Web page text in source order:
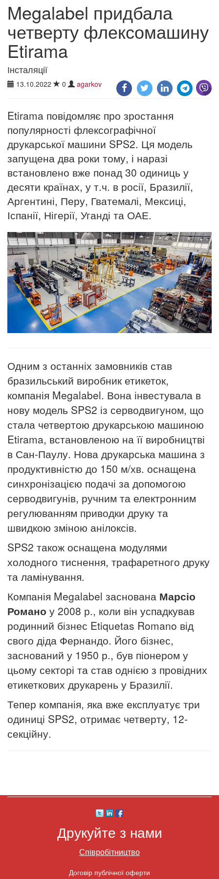
Megalabel придбала
четверту флексомашину
Etirama
Інсталяції
13.10.2022 0 agarkov
Etirama повідомляє про зростання
популярності флексографічної
друкарської машини SPS2. Ця модель
запущена два роки тому, і наразі
встановлено вже понад 30 одиниць у
десяти країнах, у т.ч. в росії, Бразилії,
Аргентині, Перу, Гватемалі, Мексиці,
Іспанії, Нігерії, Уганді та ОАЕ.
Одним з останніх замовників став
бразильський виробник етикеток,
компанія Megalabel. Вона інвестувала в
нову модель SPS2 із серводвигуном, що
стала четвертою друкарською машиною
Etirama, встановленою на її виробництві
в Сан-Паулу. Нова друкарська машина з
продуктивністю до 150 м/хв. оснащена
синхронізацією подачі за допомогою
серводвигунів, ручним та електронним
регулюванням приводки друку та
швидкою зміною анілоксів.
SPS2 також оснащена модулями
холодного тиснення, трафаретного друку
та ламінування.
Компанія Megalabel заснована Марсіо
Романо у 2008 р., коли він успадкував
родинний бізнес Etiquetas Romano від
свого діда Фернандо. Його бізнес,
заснований у 1950 р., був піонером у
цьому секторі та став однією з провідних
етикеткових друкарень у Бразилії.
Тепер компанія, яка вже експлуатує три
одиниці SPS2, отримає четверту, 12-
секційну.
Друкуйте з нами
Співробітництво
Договір публічної оферти